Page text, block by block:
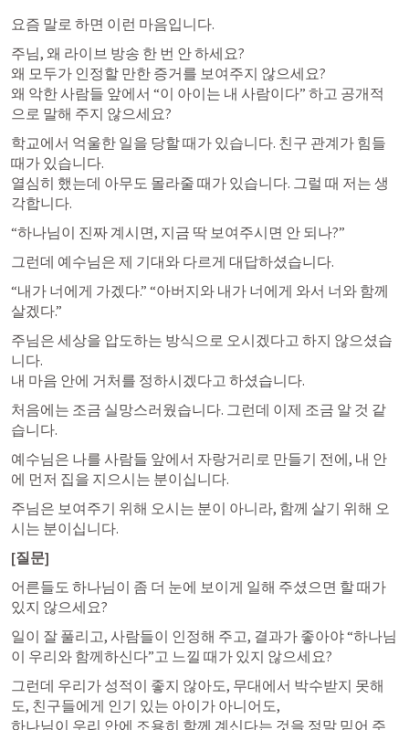
요즘 말로 하면 이런 마음입니다.
주님, 왜 라이브 방송 한 번 안 하세요?
왜 모두가 인정할 만한 증거를 보여주지 않으세요?
왜 악한 사람들 앞에서 “이 아이는 내 사람이다” 하고 공개적
으로 말해 주지 않으세요?
학교에서 억울한 일을 당할 때가 있습니다. 친구 관계가 힘들
때가 있습니다.
열심히 했는데 아무도 몰라줄 때가 있습니다. 그럴 때 저는 생
각합니다.
“하나님이 진짜 계시면, 지금 딱 보여주시면 안 되나?”
그런데 예수님은 제 기대와 다르게 대답하셨습니다.
“내가 너에게 가겠다.” “아버지와 내가 너에게 와서 너와 함께
살겠다.”
주님은 세상을 압도하는 방식으로 오시겠다고 하지 않으셨습
니다.
내 마음 안에 거처를 정하시겠다고 하셨습니다.
처음에는 조금 실망스러웠습니다. 그런데 이제 조금 알 것 같
습니다.
예수님은 나를 사람들 앞에서 자랑거리로 만들기 전에, 내 안
에 먼저 집을 지으시는 분이십니다.
주님은 보여주기 위해 오시는 분이 아니라, 함께 살기 위해 오
시는 분이십니다.
[질문]
어른들도 하나님이 좀 더 눈에 보이게 일해 주셨으면 할 때가
있지 않으세요?
일이 잘 풀리고, 사람들이 인정해 주고, 결과가 좋아야 “하나님
이 우리와 함께하신다”고 느낄 때가 있지 않으세요?
그런데 우리가 성적이 좋지 않아도, 무대에서 박수받지 못해
도, 친구들에게 인기 있는 아이가 아니어도,
하나님이 우리 안에 조용히 함께 계신다는 것을 정말 믿어 주